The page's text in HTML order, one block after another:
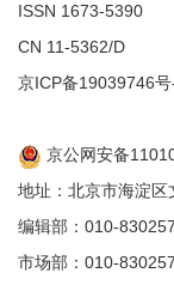
ISSN 1673-5390
CN 11-5362/D
京ICP备19039746号
京公网安备
地址：北京市海淀
编辑部：010-
市场部：010-